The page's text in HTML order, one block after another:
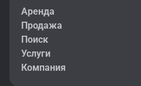
Аренда
Продажа
Поиск
Услуги
Компания